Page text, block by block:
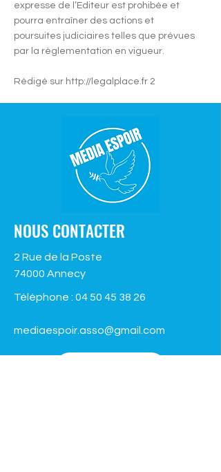
expresse de l’Editeur est prohibée et
pourra entraîner des actions et
poursuites judiciaires telles que prévues
par la règlementation en vigueur.
Rédigé sur http://legalplace.fr 2
NOUS CONTACTER
2 Rue de la Poste
74000 Annecy
Téléphone : 04 50 45 38 26
mediaespoir.asso@gmail.com